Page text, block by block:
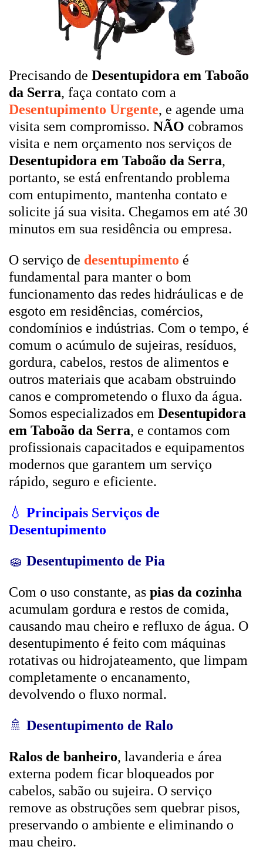
Precisando de Desentupidora em Taboão
da Serra, faça contato com a
Desentupimento Urgente, e agende uma
visita sem compromisso. NÃO cobramos
visita e nem orçamento nos serviços de
Desentupidora em Taboão da Serra,
portanto, se está enfrentando problema
com entupimento, mantenha contato e
solicite já sua visita. Chegamos em até 30
minutos em sua residência ou empresa.
O serviço de desentupimento é
fundamental para manter o bom
funcionamento das redes hidráulicas e de
esgoto em residências, comércios,
condomínios e indústrias. Com o tempo, é
comum o acúmulo de sujeiras, resíduos,
gordura, cabelos, restos de alimentos e
outros materiais que acabam obstruindo
canos e comprometendo o fluxo da água.
Somos especializados em Desentupidora
em Taboão da Serra, e contamos com
profissionais capacitados e equipamentos
modernos que garantem um serviço
rápido, seguro e eficiente.
💧 Principais Serviços de
Desentupimento
🧽 Desentupimento de Pia
Com o uso constante, as pias da cozinha
acumulam gordura e restos de comida,
causando mau cheiro e refluxo de água. O
desentupimento é feito com máquinas
rotativas ou hidrojateamento, que limpam
completamente o encanamento,
devolvendo o fluxo normal.
🚿 Desentupimento de Ralo
Ralos de banheiro, lavanderia e área
externa podem ficar bloqueados por
cabelos, sabão ou sujeira. O serviço
remove as obstruções sem quebrar pisos,
preservando o ambiente e eliminando o
mau cheiro.